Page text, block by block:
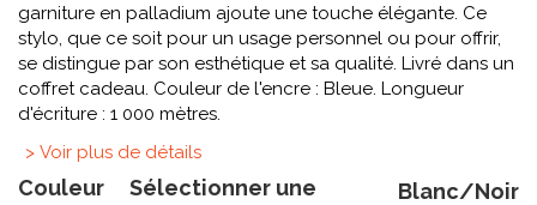
garniture en palladium ajoute une touche élégante. Ce
stylo, que ce soit pour un usage personnel ou pour offrir,
se distingue par son esthétique et sa qualité. Livré dans un
coffret cadeau. Couleur de l'encre : Bleue. Longueur
d'écriture : 1 000 mètres.
> Voir plus de détails
Couleur
Sélectionner une
Blanc/Noir